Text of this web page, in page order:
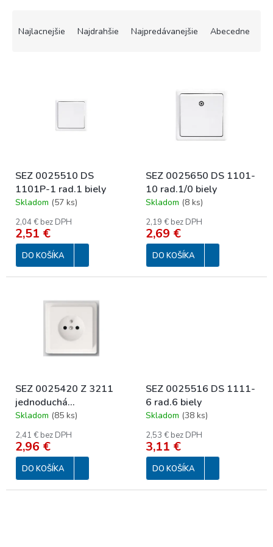
k
t
o
v
Najlacnejšie Najdrahšie Najpredávanejšie Abecedne
d
u
k
t
o
v
SEZ 0025510 DS
1101P-1 rad.1 biely
Skladom (57 ks)
2,04 € bez DPH
2,51 €
DO KOŠÍKA
SEZ 0025650 DS 1101-
10 rad.1/0 biely
Skladom (8 ks)
2,19 € bez DPH
2,69 €
DO KOŠÍKA
SEZ 0025420 Z 3211
jednoduchá
polozapustená biela
Skladom (85 ks)
2,41 € bez DPH
2,96 €
DO KOŠÍKA
SEZ 0025516 DS 1111-
6 rad.6 biely
Skladom (38 ks)
2,53 € bez DPH
3,11 €
DO KOŠÍKA